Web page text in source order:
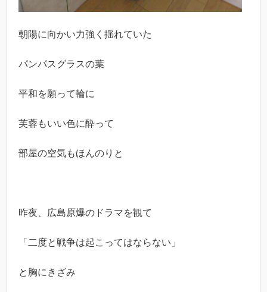
朝陽に向かい力強く揺れていた
パンパスグラスの葉
平和を願って輪に
芙蓉もいい色に酔って
部屋の空気もほんのりと
昨夜、広島原爆のドラマを観て
「二度と戦争は起こってはならない」
と胸にきざみ